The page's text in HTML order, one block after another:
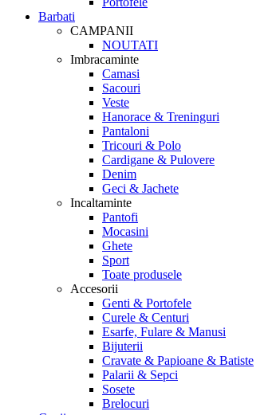
Barbati
CAMPANII
NOUTATI
Imbracaminte
Camasi
Sacouri
Veste
Hanorace & Treninguri
Pantaloni
Tricouri & Polo
Cardigane & Pulovere
Denim
Geci & Jachete
Incaltaminte
Pantofi
Mocasini
Ghete
Sport
Toate produsele
Accesorii
Genti & Portofele
Curele & Centuri
Esarfe, Fulare & Manusi
Bijuterii
Cravate & Papioane & Batiste
Palarii & Sepci
Sosete
Brelocuri